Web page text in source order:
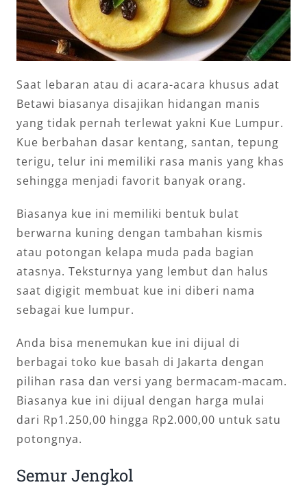
Saat lebaran atau di acara-acara khusus adat
Betawi biasanya disajikan hidangan manis
yang tidak pernah terlewat yakni Kue Lumpur.
Kue berbahan dasar kentang, santan, tepung
terigu, telur ini memiliki rasa manis yang khas
sehingga menjadi favorit banyak orang.
Biasanya kue ini memiliki bentuk bulat
berwarna kuning dengan tambahan kismis
atau potongan kelapa muda pada bagian
atasnya. Teksturnya yang lembut dan halus
saat digigit membuat kue ini diberi nama
sebagai kue lumpur.
Anda bisa menemukan kue ini dijual di
berbagai toko kue basah di Jakarta dengan
pilihan rasa dan versi yang bermacam-macam.
Biasanya kue ini dijual dengan harga mulai
dari Rp1.250,00 hingga Rp2.000,00 untuk satu
potongnya.
Semur Jengkol